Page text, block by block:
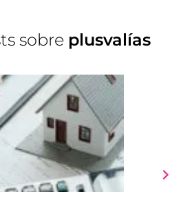
sobre plusvalías